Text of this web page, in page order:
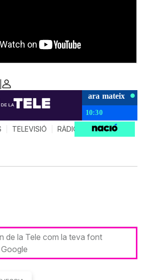
de la Tele com la teva font